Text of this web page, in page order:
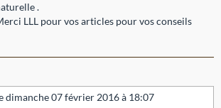
.
LLL pour vos articles pour vos conseils
dimanche 07 février 2016 à 18:07